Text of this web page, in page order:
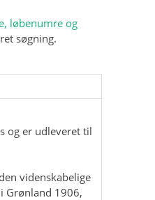
løbenumre og
søgning.
og er udleveret til
videnskabelige
Grønland 1906,